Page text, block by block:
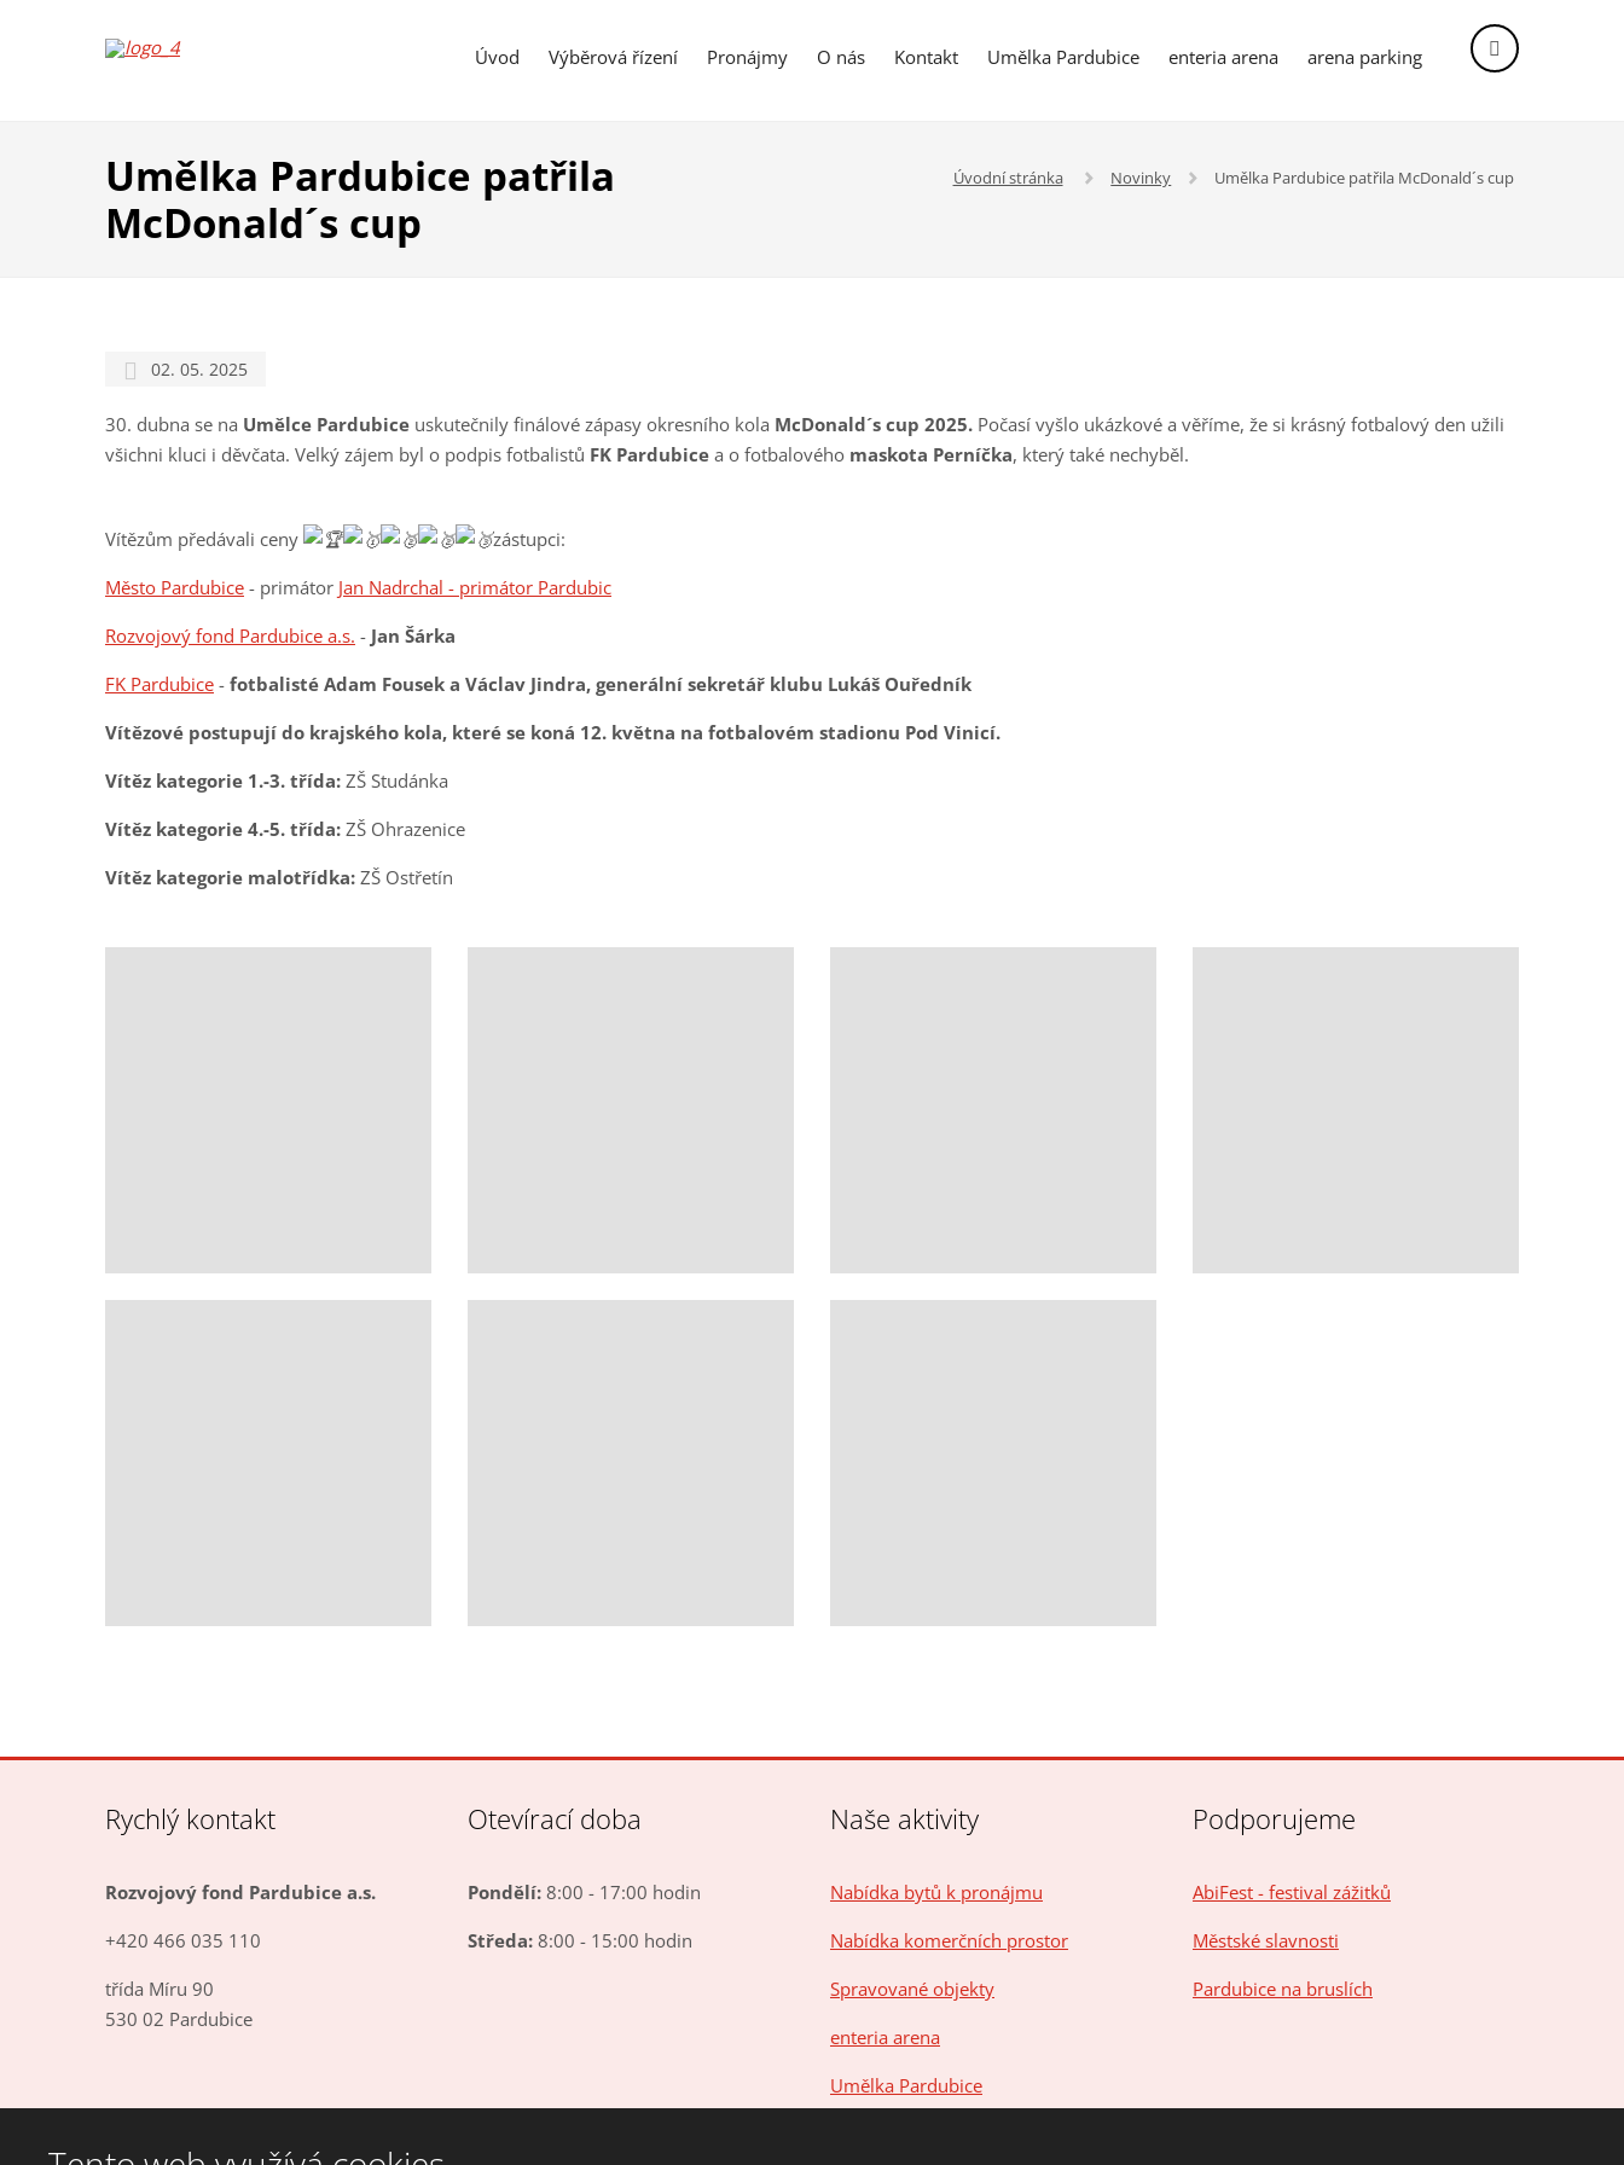
Úvod Výběrová řízení Pronájmy O nás Kontakt Umělka Pardubice enteria arena arena parking Vyhledávání
Umělka Pardubice patřila
McDonald´s cup
Úvodní stránka Novinky Umělka Pardubice patřila McDonald´s cup
02. 05. 2025
30. dubna se na Umělce Pardubiceuskutečnily finálové zápasy okresního kola McDonald´s cup 2025. Počasí vyšlo ukázkové a věříme, že si krásný fotbalový den užili
všichni kluci i děvčata. Velký zájem byl o podpis fotbalistů FK Pardubice a o fotbalového maskota Perníčka, který také nechyběl.
Vítězům předávali ceny
zástupci:
Město Pardubice- primátor Jan Nadrchal - primátor Pardubic
Rozvojový fond Pardubice a.s. - Jan Šárka
FK Pardubice- fotbalisté Adam Fousek a Václav Jindra, generální sekretář klubu Lukáš Ouředník
Vítězové postupují do krajského kola, které se koná 12. května na fotbalovém stadionu Pod Vinicí.
Vítěz kategorie 1.-3. třída: ZŠ Studánka
Vítěz kategorie 4.-5. třída:ZŠ Ohrazenice
Vítěz kategorie malotřídka: ZŠ Ostřetín
Rychlý kontakt
Rozvojový fond Pardubice a.s.
+420 466 035 110
třída Míru 90
530 02 Pardubice
Otevírací doba
Pondělí:8:00 - 17:00 hodin
Středa:8:00 - 15:00 hodin
Naše aktivity
Nabídka bytů k pronájmu
Nabídka komerčních prostor
Spravované objekty
enteria arena
Umělka Pardubice
Podporujeme
AbiFest - festival zážitků
Městské slavnosti
Pardubice na bruslích